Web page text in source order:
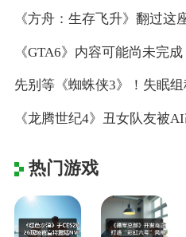
《GTA6》内容可能尚未完
《龙腾世纪4》丑女队友被
热门游戏